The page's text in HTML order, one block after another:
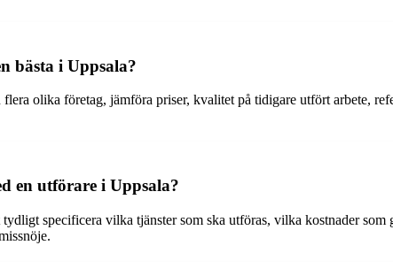
bästa i Uppsala?
olika företag, jämföra priser, kvalitet på tidigare utfört arbete,
en utförare i Uppsala?
specificera vilka tjänster som ska utföras, vilka kostnader